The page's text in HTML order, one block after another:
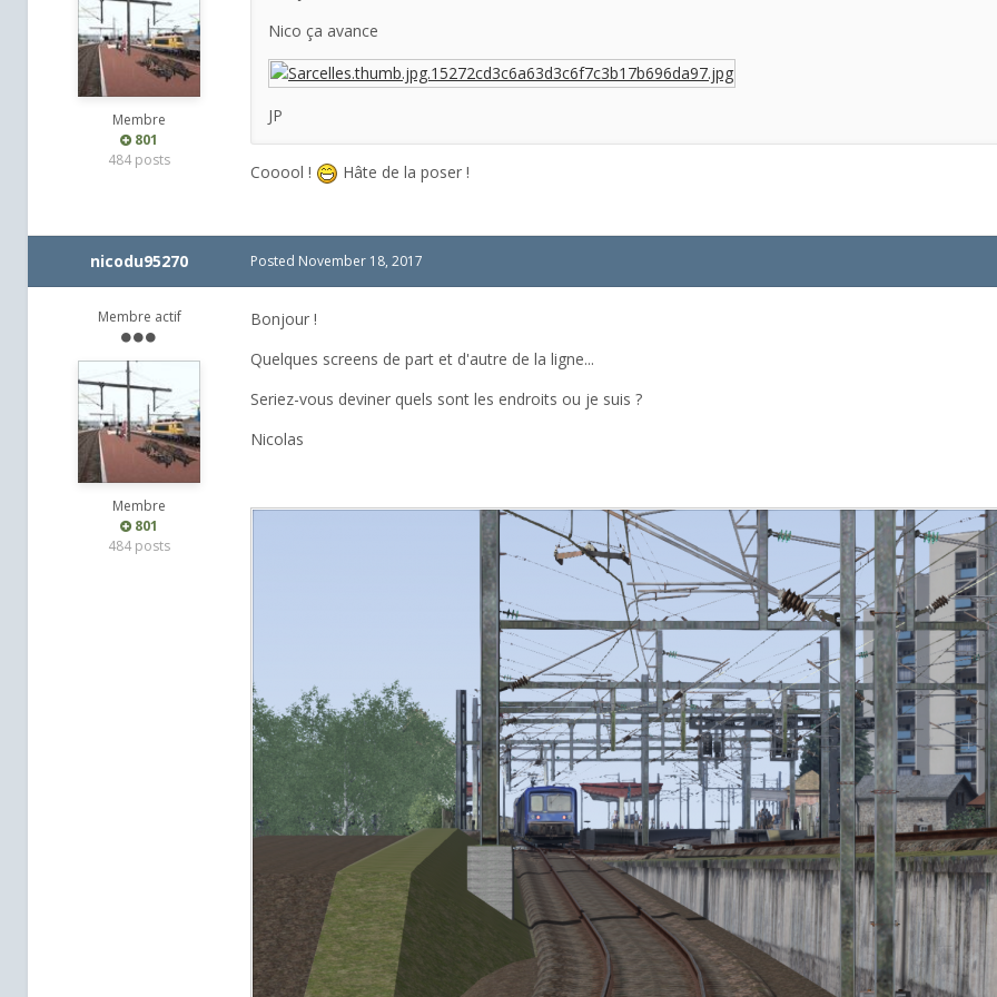
Membre
801
484 posts
Nico ça avance
JP
Cooool ! Hâte de la poser !
nicodu95270
Membre actif
Membre
801
484 posts
Posted November 18, 2017
Bonjour !
Quelques screens de part et d'autre de la ligne...
Seriez-vous deviner quels sont les endroits ou je suis ?
Nicolas